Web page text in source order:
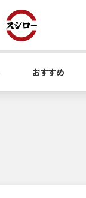
おすすめ